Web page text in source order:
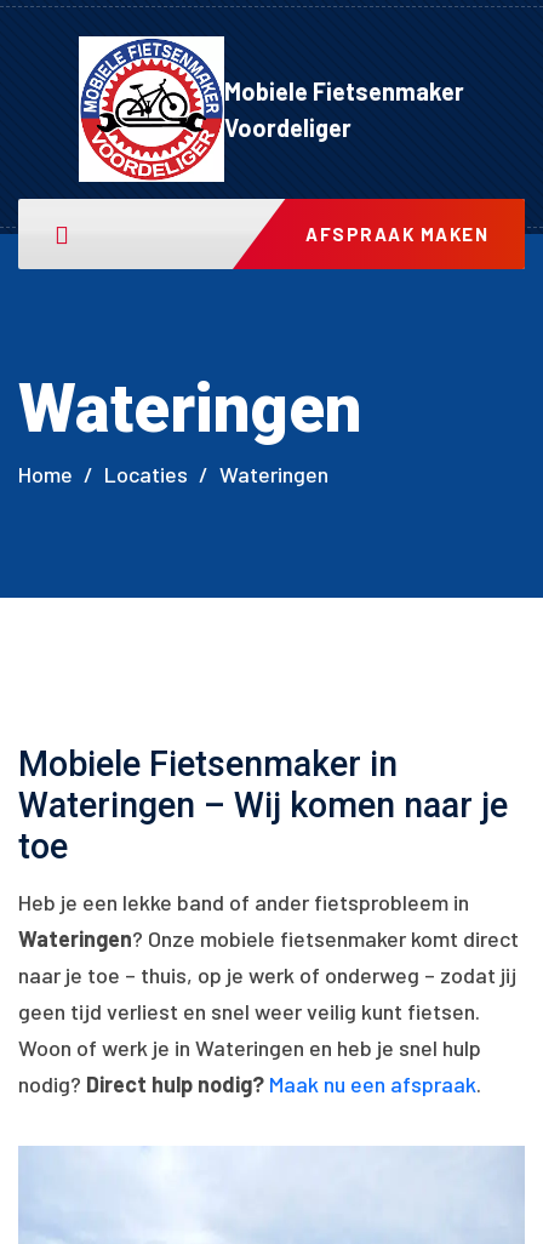
Mobiele Fietsenmaker
Voordeliger
AFSPRAAK MAKEN
Wateringen
Home / Locaties / Wateringen
Mobiele Fietsenmaker in
Wateringen – Wij komen naar je
toe
Heb je een lekke band of ander fietsprobleem in
Wateringen? Onze mobiele fietsenmaker komt direct
naar je toe – thuis, op je werk of onderweg – zodat jij
geen tijd verliest en snel weer veilig kunt fietsen.
Woon of werk je in Wateringen en heb je snel hulp
nodig? Direct hulp nodig? Maak nu een afspraak.